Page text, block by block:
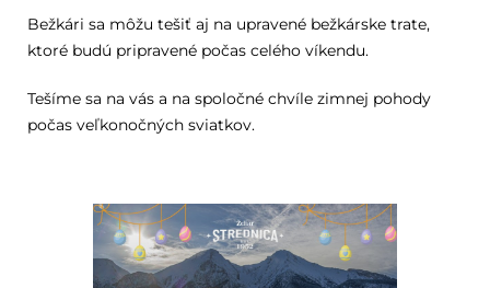
Bežkári sa môžu tešiť aj na upravené bežkárske trate,
ktoré budú pripravené počas celého víkendu.
Tešíme sa na vás a na spoločné chvíle zimnej pohody
počas veľkonočných sviatkov.